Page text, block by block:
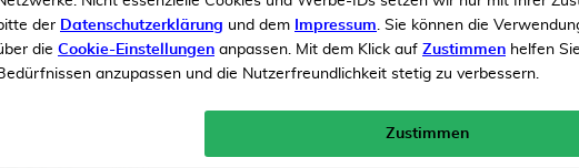
Inhalt1
der Datenschutzerklärung und dem Impressum. Sie können die
die Cookie-Einstellungen anpassen. Mit dem Klick auf Zustimmen helfen
anzupassen und die Nutzerfreundlichkeit stetig zu verbessern.
Zustimmen